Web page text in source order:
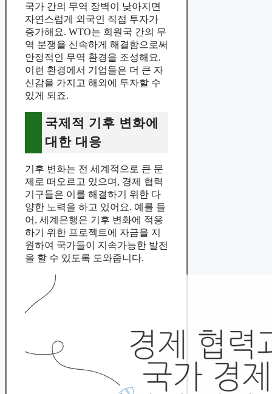
국가 간의 무역 장벽이 낮아지면
자연스럽게 외국인 직접 투자가
증가해요. WTO는 회원국 간의 무
역 분쟁을 신속하게 해결함으로써
안정적인 무역 환경을 조성해요.
이런 환경에서 기업들은 더 큰 자
신감을 가지고 해외에 투자할 수
있게 되죠.
국제적 기후 변화에
대한 대응
기후 변화는 전 세계적으로 큰 문
제로 떠오르고 있으며, 경제 협력
기구들은 이를 해결하기 위한 다
양한 노력을 하고 있어요. 예를 들
어, 세계은행은 기후 변화에 적응
하기 위한 프로젝트에 자금을 지
원하여 국가들이 지속가능한 발전
을 할 수 있도록 도와줍니다.